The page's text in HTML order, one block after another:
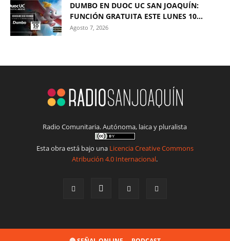
DUMBO EN DUOC UC SAN JOAQUÍN:
FUNCIÓN GRATUITA ESTE LUNES 10...
Agosto 7, 2026
Radio Comunitaria. Autónoma, laica y pluralista
Esta obra está bajo una Licencia Creative Commons
Atribución 4.0 Internacional.